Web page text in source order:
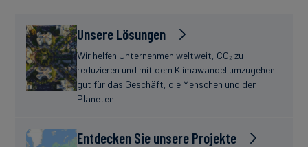
Unsere Lösungen
Wir helfen Unternehmen weltweit, CO₂ zu
reduzieren und mit dem Klimawandel umzugehen –
gut für das Geschäft, die Menschen und den
Planeten.
Entdecken Sie unsere Projekte